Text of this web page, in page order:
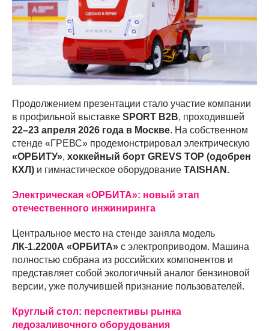
Продолжением презентации стало участие компании
в профильной выставке SPORT B2B, проходившей
22–23 апреля 2026 года в Москве. На собственном
стенде «ГРЕВС» продемонстрировал электрическую
«ОРБИТУ», хоккейный борт GREVS TOP (одобрен
КХЛ) и гимнастическое оборудование TAISHAN.
Электрическая «ОРБИТА»: новый этап
отечественного инжиниринга
Центральное место на стенде заняла модель
ЛК-1.2200А «ОРБИТА» с электроприводом. Машина
полностью собрана из российских компонентов и
представляет собой экологичный аналог бензиновой
версии, уже получившей признание пользователей.
Круглый стол: перспективы рынка
ледозаливочного оборудования